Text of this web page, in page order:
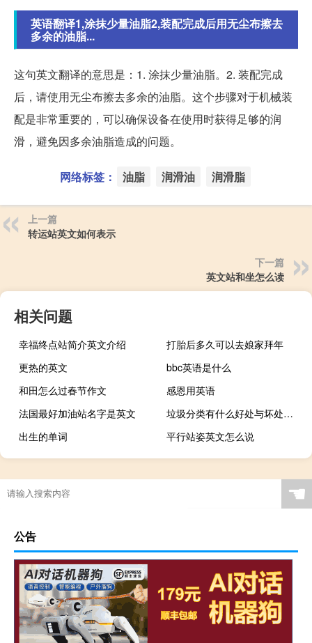
英语翻译1,涂抹少量油脂2,装配完成后用无尘布擦去
多余的油脂...
这句英文翻译的意思是：1. 涂抹少量油脂。2. 装配完成
后，请使用无尘布擦去多余的油脂。这个步骤对于机械装
配是非常重要的，可以确保设备在使用时获得足够的润
滑，避免因多余油脂造成的问题。
网络标签： 油脂 润滑油 润滑脂
上一篇
转运站英文如何表示
下一篇
英文站和坐怎么读
相关问题
幸福终点站简介英文介绍
打胎后多久可以去娘家拜年
更热的英文
bbc英语是什么
和田怎么过春节作文
感恩用英语
法国最好加油站名字是英文
垃圾分类有什么好处与坏处（垃圾分类有什么好处）
出生的单词
平行站姿英文怎么说
☚
公告